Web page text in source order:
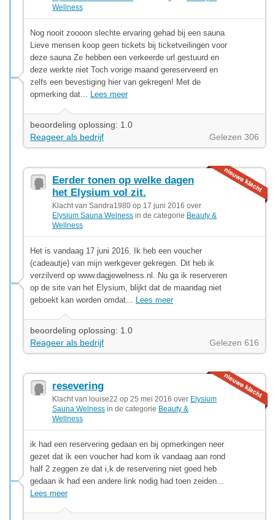
Wellness
Nog nooit zoooon slechte ervaring gehad bij een sauna
Lieve mensen koop geen tickets bij ticketveilingen voor
deze sauna Ze hebben een verkeerde url gestuurd en
deze werkte niet Toch vorige maand gereserveerd en
zelfs een bevestiging hier van gekregen! Met de
opmerking dat... Lees meer
beoordeling oplossing: 1.0
Reageer als bedrijf
Gelezen 306
Eerder tonen op welke dagen
het Elysium vol zit.
Klacht van Sandra1980 op 17 juni 2016 over
Elysium Sauna Welness in de categorie Beauty &
Wellness
Het is vandaag 17 juni 2016. Ik heb een voucher
(cadeautje) van mijn werkgever gekregen. Dit heb ik
verzilverd op www.dagjewelness.nl. Nu ga ik reserveren
op de site van het Elysium, blijkt dat de maandag niet
geboekt kan worden omdat... Lees meer
beoordeling oplossing: 1.0
Reageer als bedrijf
Gelezen 616
resevering
Klacht van louise22 op 25 mei 2016 over Elysium
Sauna Welness in de categorie Beauty &
Wellness
ik had een reservering gedaan en bij opmerkingen neer
gezet dat ik een voucher had kom ik vandaag aan rond
half 2 zeggen ze dat i,k de reservering niet goed heb
gedaan ik had een andere link nodig had toen zeiden...
Lees meer